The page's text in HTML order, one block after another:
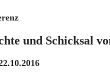
und Schicksal